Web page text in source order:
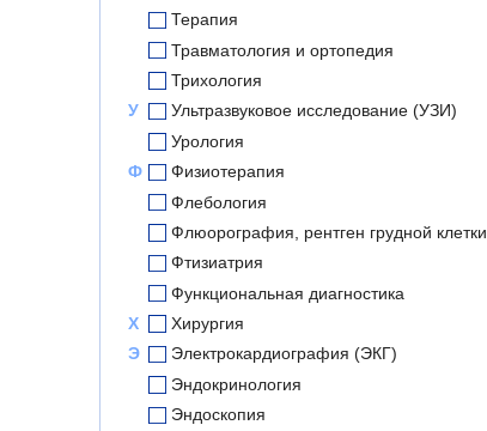
Терапия
Травматология и ортопедия
Трихология
У
Ультразвуковое исследование (УЗИ)
Урология
Ф
Физиотерапия
Флебология
Флюорография, рентген грудной клетки
Фтизиатрия
Функциональная диагностика
Х
Хирургия
Э
Электрокардиография (ЭКГ)
Эндокринология
Эндоскопия